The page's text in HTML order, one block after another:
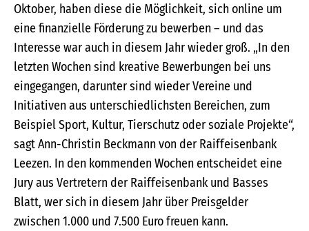
Oktober, haben diese die Möglichkeit, sich online um
eine finanzielle Förderung zu bewerben – und das
Interesse war auch in diesem Jahr wieder groß. „In den
letzten Wochen sind kreative Bewerbungen bei uns
eingegangen, darunter sind wieder Vereine und
Initiativen aus unterschiedlichsten Bereichen, zum
Beispiel Sport, Kultur, Tierschutz oder soziale Projekte“,
sagt Ann-Christin Beckmann von der Raiffeisenbank
Leezen. In den kommenden Wochen entscheidet eine
Jury aus Vertretern der Raiffeisenbank und Basses
Blatt, wer sich in diesem Jahr über Preisgelder
zwischen 1.000 und 7.500 Euro freuen kann.